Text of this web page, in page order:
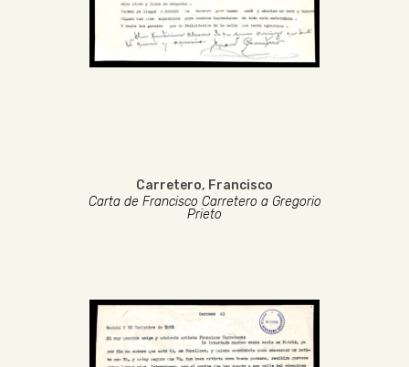
Carretero, Francisco
Carta de Francisco Carretero a Gregorio
Prieto